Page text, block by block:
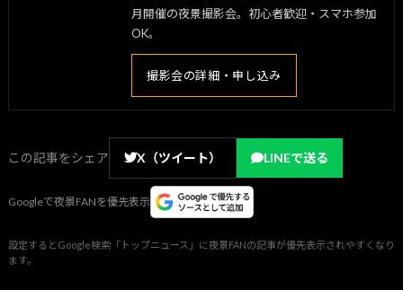
月開催の夜景撮影会。初心者歓迎・スマホ参加
OK。
撮影会の詳細・申し込み
この記事をシェア X（ツイート） LINEで送る
Googleで夜景FANを優先表示
設定するとGoogle検索「トップニュース」に夜景FANの記事が優先表示されやすくなり
ます。